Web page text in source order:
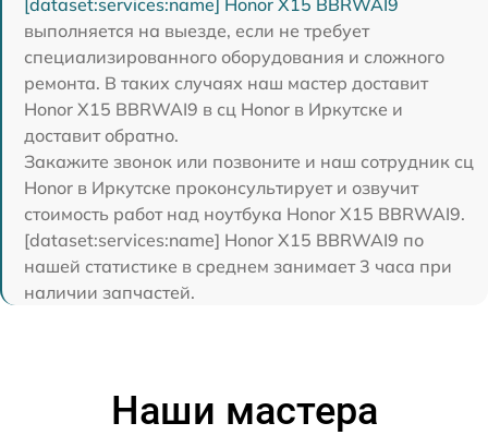
выполняется на выезде, если не требует
специализированного оборудования и сложного
ремонта. В таких случаях наш мастер доставит
Honor X15 BBRWAI9 в сц Honor в Иркутске и
доставит обратно.
Закажите звонок или позвоните и наш сотрудник сц
Honor в Иркутске проконсультирует и озвучит
стоимость работ над ноутбука Honor X15 BBRWAI9.
[dataset:services:name] Honor X15 BBRWAI9 по
нашей статистике в среднем занимает 3 часа при
наличии запчастей.
Наши мастера